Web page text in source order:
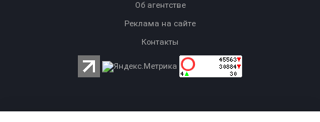
Об агентстве
Реклама на сайте
Контакты